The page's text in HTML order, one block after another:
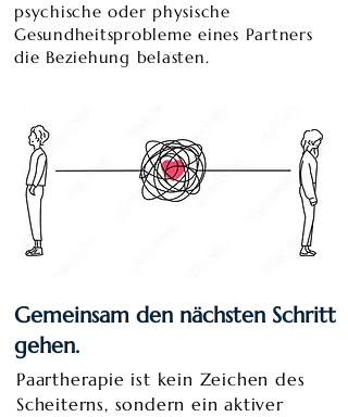
psychische oder physische
Gesundheitsprobleme eines Partners
die Beziehung belasten.
Gemeinsam den nächsten Schritt
gehen.
Paartherapie ist kein Zeichen des
Scheiterns, sondern ein aktiver